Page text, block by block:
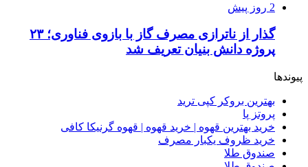
2 روز پیش
گذار از ناترازی مصرف گاز با بازوی فناوری؛ ۲۳
پروژه دانش بنیان تعریف شد
پیوندها
بهترین بروکر کپی ترید
پروتز پا
خرید بهترین قهوه | خرید قهوه | قهوه گرنیکا کافی
خرید ظروف یکبار مصرف
صندوق طلا